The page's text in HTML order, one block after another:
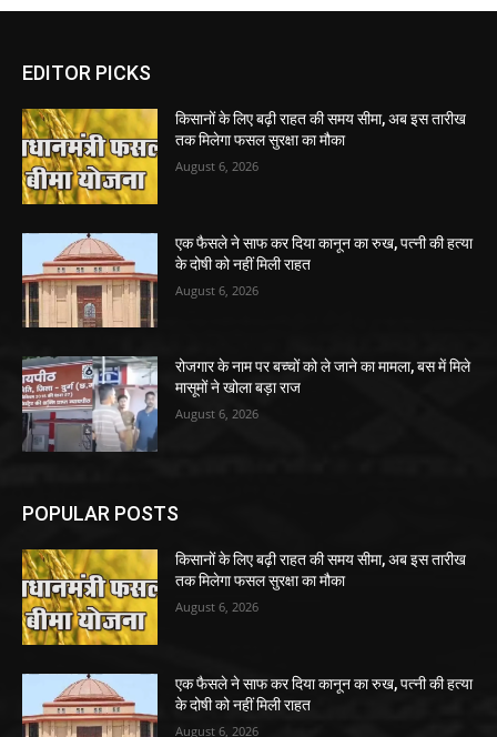
EDITOR PICKS
किसानों के लिए बढ़ी राहत की समय सीमा, अब इस तारीख
तक मिलेगा फसल सुरक्षा का मौका
August 6, 2026
एक फैसले ने साफ कर दिया कानून का रुख, पत्नी की हत्या
के दोषी को नहीं मिली राहत
August 6, 2026
रोजगार के नाम पर बच्चों को ले जाने का मामला, बस में मिले
मासूमों ने खोला बड़ा राज
August 6, 2026
POPULAR POSTS
किसानों के लिए बढ़ी राहत की समय सीमा, अब इस तारीख
तक मिलेगा फसल सुरक्षा का मौका
August 6, 2026
एक फैसले ने साफ कर दिया कानून का रुख, पत्नी की हत्या
के दोषी को नहीं मिली राहत
August 6, 2026